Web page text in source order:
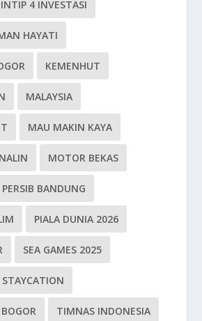
INTIP 4 INVESTASI
HAYATI
KEMENHUT
MALAYSIA
MAU MAKIN KAYA
MOTOR BEKAS
PERSIB BANDUNG
PIALA DUNIA 2026
SEA GAMES 2025
STAYCATION
TIMNAS INDONESIA